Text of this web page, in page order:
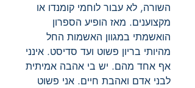
השורה, לא עבור לוחמי קומנדו או
מקצוענים. מאז הופיע הספרון
הואשמתי במגוון האשמות החל
מהיותי בריון פשוט ועד סדיסט. אינני
אף אחד מהם. יש בי אהבה אמיתית
לבני אדם ואהבת חיים. אני פשוט